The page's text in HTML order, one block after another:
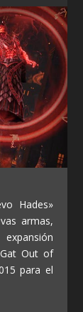
Hades»
armas,
Out of
para el